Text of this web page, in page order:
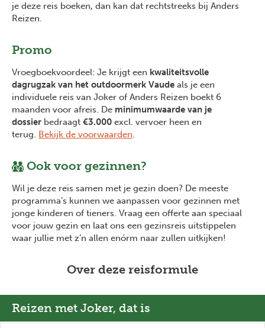
je deze reis boeken, dan kan dat rechtstreeks bij Anders
Reizen.
Promo
Vroegboekvoordeel: Je krijgt een kwaliteitsvolle
dagrugzak van het outdoormerk Vaude als je een
individuele reis van Joker of Anders Reizen boekt 6
maanden voor afreis. De minimumwaarde van je
dossier bedraagt €3.000 excl. vervoer heen en
terug. Bekijk de voorwaarden.
Ook voor gezinnen?
Wil je deze reis samen met je gezin doen? De meeste
programma’s kunnen we aanpassen voor gezinnen met
jonge kinderen of tieners. Vraag een offerte aan speciaal
voor jouw gezin en laat ons een gezinsreis uitstippelen
waar jullie met z’n allen enórm naar zullen uitkijken!
Over deze reisformule
Reizen met Joker, dat is